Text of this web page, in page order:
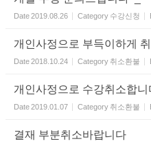
Date2019.08.26 Category 수강신청
개인사정으로 부득이하게
Date2018.10.24 Category 취소환불
개인사정으로 수강취소합니
Date2019.01.07 Category 취소환불
결재 부분취소바랍니다